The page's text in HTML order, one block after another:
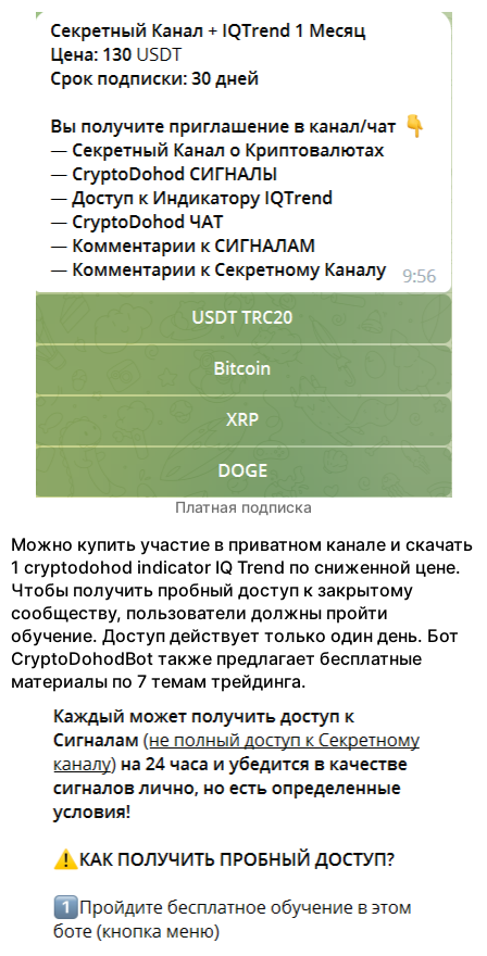
Платная подписка
Можно купить участие в приватном канале и скачать
1 cryptodohod indicator IQ Trend по сниженной цене.
Чтобы получить пробный доступ к закрытому
сообществу, пользователи должны пройти
обучение. Доступ действует только один день. Бот
CryptoDohodBot также предлагает бесплатные
материалы по 7 темам трейдинга.